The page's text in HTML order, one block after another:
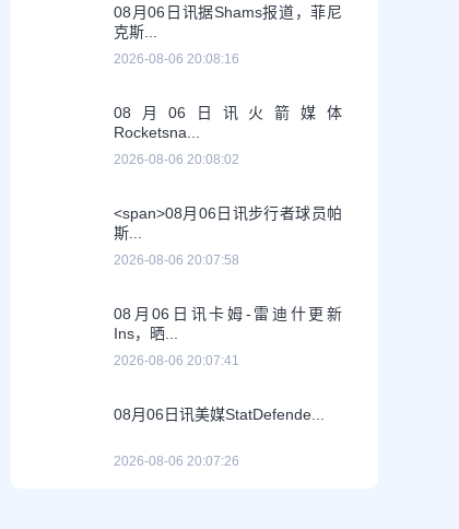
08月06日讯据Shams报道，菲尼
克斯...
2026-08-06 20:08:16
08月06日讯火箭媒体
Rocketsna...
2026-08-06 20:08:02
<span>08月06日讯步行者球员帕
斯...
2026-08-06 20:07:58
08月06日讯卡姆-雷迪什更新
Ins，晒...
2026-08-06 20:07:41
08月06日讯美媒StatDefende...
2026-08-06 20:07:26